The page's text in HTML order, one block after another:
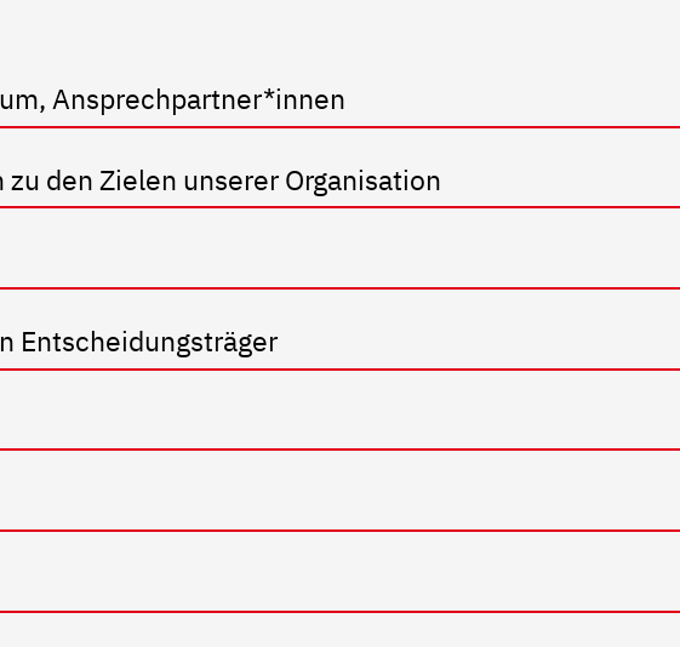
Ansprechpartner*innen
den Zielen unserer Organisation
Entscheidungsträger